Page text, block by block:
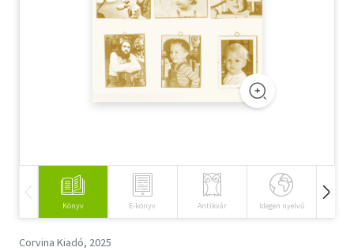
Tankönyv, segédkönyv
Történelem
Könyv E-könyv Antikvár Idegen nyelvű
Corvina Kiadó, 2025